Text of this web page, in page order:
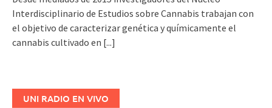
Interdisciplinario de Estudios sobre Cannabis trabajan con
el objetivo de caracterizar genética y químicamente el
cannabis cultivado en [...]
UNI RADIO EN VIVO